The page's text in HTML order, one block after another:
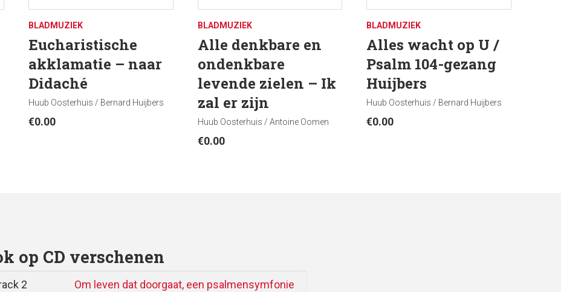
BLADMUZIEK
Eucharistische
akklamatie – naar
Didaché
Huub Oosterhuis / Bernard Huijbers
€0.00
BLADMUZIEK
Alle denkbare en
ondenkbare
levende zielen – Ik
zal er zijn
Huub Oosterhuis / Antoine Oomen
€0.00
BLADMUZIEK
Alles wacht op U /
Psalm 104-gezang
Huijbers
Huub Oosterhuis / Bernard Huijbers
€0.00
op CD verschenen
2 Om leven dat doorgaat, een psalmensymfonie